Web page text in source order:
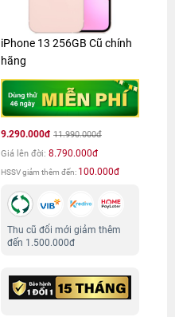
iPhone 13 256GB Cũ chính
hãng
9.290.000đ 11.990.000đ
Giá lên đời: 8.790.000đ
HSSV giảm thêm đến: 100.000đ
Thu cũ đổi mới giảm thêm
đến 1.500.000đ